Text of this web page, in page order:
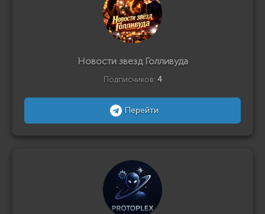
Новости звезд Голливуда
Подписчиков: 4
Перейти